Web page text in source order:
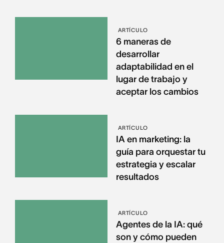
ARTÍCULO
6 maneras de
desarrollar
adaptabilidad en el
lugar de trabajo y
aceptar los cambios
ARTÍCULO
IA en marketing: la
guía para orquestar tu
estrategia y escalar
resultados
ARTÍCULO
Agentes de la IA: qué
son y cómo pueden